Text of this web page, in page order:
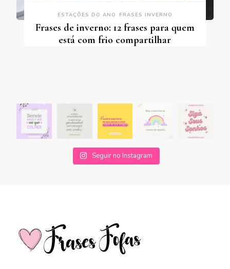
ESTAÇÕES DO ANO FRASES INVERNO
Frases de inverno: 12 frases para quem
está com frio compartilhar
Seguir no Instagram